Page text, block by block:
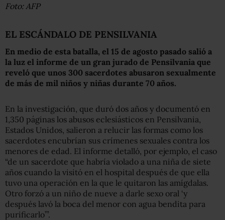
Foto: AFP
EL ESCÁNDALO DE PENSILVANIA
En medio de esta batalla, el 15 de agosto pasado salió a
la luz el informe de un gran jurado de Pensilvania que
reveló que unos 300 sacerdotes abusaron sexualmente
de más de mil niños y niñas durante 70 años.
En la investigación, que duró dos años y documentó en
1,350 páginas los abusos eclesiásticos en Pensilvania,
Estados Unidos, salieron a relucir las formas como los
sacerdotes encubrían sus crímenes sexuales contra los
menores de edad. El informe detalló, por ejemplo, el caso
“de un sacerdote que habría violado a una niña de siete
años cuando la visitó en el hospital después de que ella
tuvo una operación en la que le quitaron las amígdalas.
Otro forzó a un niño de nueve a darle sexo oral ‘y
después lavó la boca del menor con agua bendita para
purificarlo’”.